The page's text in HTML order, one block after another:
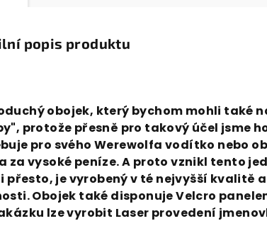
popis produktu
obojek, který bychom mohli také
protože přesně pro takový účel jsme
pro svého Werewolfa vodítko nebo
za vysoké peníze. A proto vznikl tento
přesto, je vyrobený v té nejvyšší kvalitě
Obojek také disponuje Velcro
lze vyrobit Laser provedení